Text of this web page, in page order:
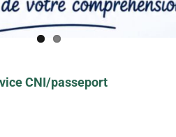
CNI/passeport